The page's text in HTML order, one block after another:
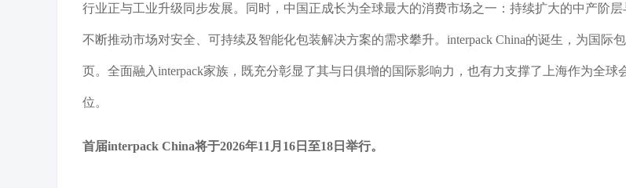
行业正与工业升级同步发展。同时，中国正成长为全球最大的消费市场之一：持续扩大的中产阶层
不断推动市场对安全、可持续及智能化包装解决方案的需求攀升。interpack China的诞生，为国际
页。全面融入interpack家族，既充分彰显了其与日俱增的国际影响力，也有力支撑了上海作为全球
位。
首届interpack China将于2026年11月16日至18日举行。